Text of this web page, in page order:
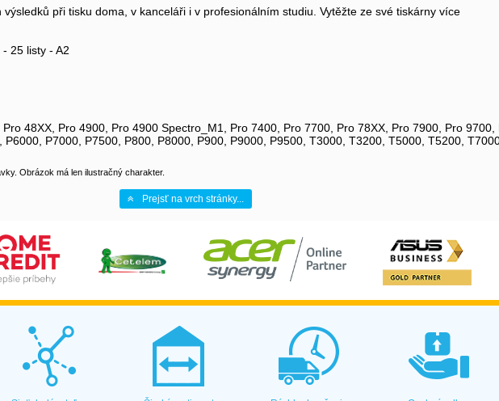
při tisku doma, v kanceláři i v profesionálním studiu. Vytěžte ze své tiskárny více
25 listy - A2
48XX, Pro 4900, Pro 4900 Spectro_M1, Pro 7400, Pro 7700, Pro 78XX, Pro 7900, Pro 9700,
P7000, P7500, P800, P8000, P900, P9000, P9500, T3000, T3200, T5000, T5200,
Obrázok má len ilustračný charakter.
Prejsť na vrch stránky...